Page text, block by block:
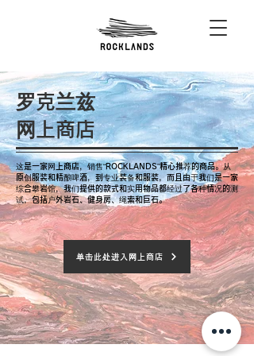
罗克兰兹
网上商店
这是一家网上商店，销售“ROCKLANDS”精心推荐的商品。从
原创服装和精酿啤酒，到专业装备和服装，而且由于我们是一家
综合攀岩馆，我们提供的款式和实用物品都经过了各种情况的测
试，包括户外岩石、健身房、绳索和巨石。
单击此处进入网上商店